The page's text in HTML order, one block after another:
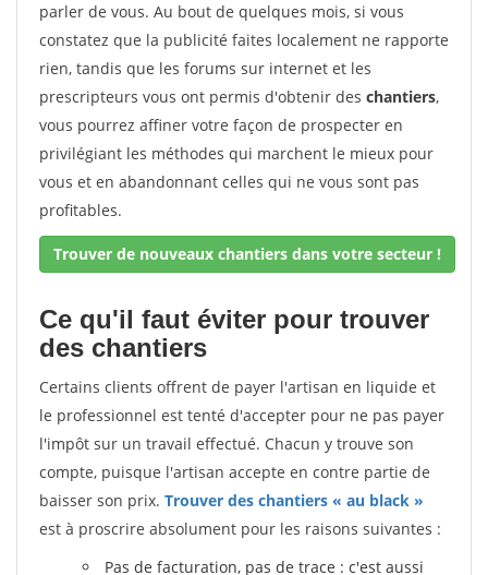
parler de vous. Au bout de quelques mois, si vous
constatez que la publicité faites localement ne rapporte
rien, tandis que les forums sur internet et les
prescripteurs vous ont permis d'obtenir des chantiers,
vous pourrez affiner votre façon de prospecter en
privilégiant les méthodes qui marchent le mieux pour
vous et en abandonnant celles qui ne vous sont pas
profitables.
Trouver de nouveaux chantiers dans votre secteur !
Ce qu'il faut éviter pour trouver
des chantiers
Certains clients offrent de payer l'artisan en liquide et
le professionnel est tenté d'accepter pour ne pas payer
l'impôt sur un travail effectué. Chacun y trouve son
compte, puisque l'artisan accepte en contre partie de
baisser son prix. Trouver des chantiers « au black »
est à proscrire absolument pour les raisons suivantes :
Pas de facturation, pas de trace : c'est aussi